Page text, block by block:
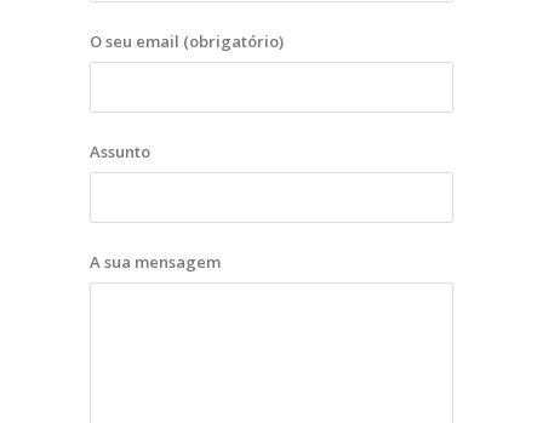
O seu email (obrigatório)
Assunto
A sua mensagem